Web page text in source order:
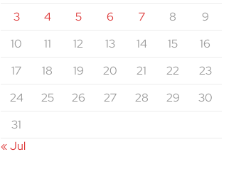
3
4 5 6 7 8
9
10
11 12 13 14 15
16
17
18 19 20 21 22
23
24
25 26 27 28 29
30
31
« Jul